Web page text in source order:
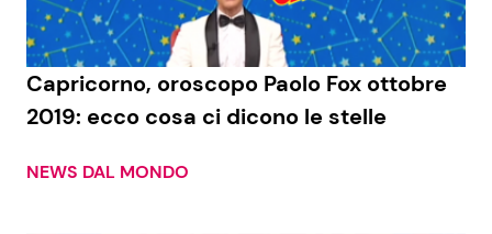
News Spettacolo
Benessere Cucina e Ricette
Capricorno, oroscopo Paolo Fox ottobre
2019: ecco cosa ci dicono le stelle
NEWS DAL MONDO